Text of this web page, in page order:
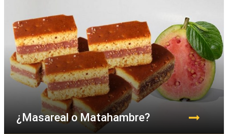
¿Masareal o Matahambre?